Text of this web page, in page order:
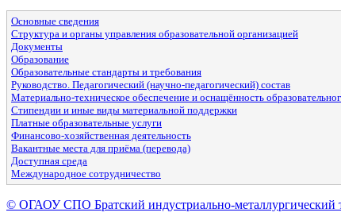
Основные сведения
Структура и органы управления образовательной организацией
Документы
Образование
Образовательные стандарты и требования
Руководство. Педагогический (научно-педагогический) состав
Материально-техническое обеспечение и оснащённость
Стипендии и иные виды материальной поддержки
Платные образовательные услуги
Финансово-хозяйственная деятельность
Вакантные места для приёма (перевода)
Доступная среда
Международное сотрудничество
© ОГАОУ CПО Братский индустриально-металлургический